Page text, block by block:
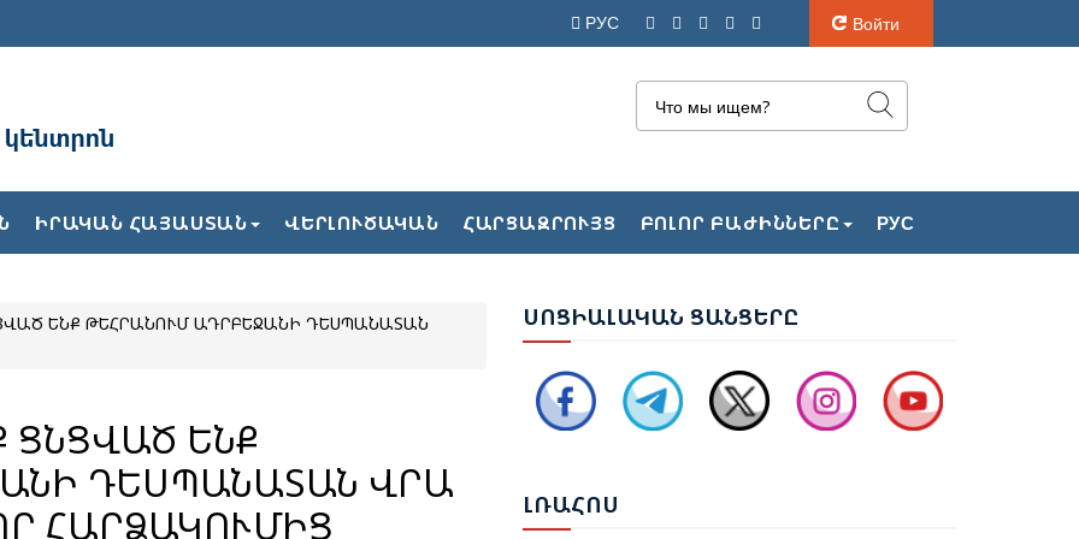
РУС Войти
ԻՐԱԿԱՆ ՀԱՅԱՍՏԱՆ ՎԵՐԼՈՒԾԱԿԱՆ ՀԱՐՑԱԶՐՈՒՅՑ ԲՈԼՈՐ ԲԱԺԻՆՆԵՐԸ РУС
ԵՆՔ ԹԵՀՐԱՆՈՒՄ ԱԴՐԲԵՋԱՆԻ ԴԵՍՊԱՆԱՏԱՆ
ՑՆՑՎԱԾ ԵՆՔ
ԴԵՍՊԱՆԱՏԱՆ ՎՐԱ
ՀԱՐՁԱԿՈՒՄԻՑ
ՍՈՑԻԱԼԱԿԱՆ ՑԱՆՑԵՐԸ
ԼՌԱՀՈՍ
ԲԱՔՎԻ ԴԱՏԱՐԱՆԸ ՇԱՐՈՒՆԱԿՈՒՄ Է ՔՆՆԵԼ
ՀԱՅ ՔԱՂԱՔԱՑԻՆԵՐԻ ՎԵՐԱԲԵՐՅԱԼ
ԴԻՄՈՒՄՆԵՐԸ
ՀԱՋԻԶԱԴԵՆ՝ ԶԱԽԱՐՈՎԱՅԻՆ. ՊԵՏՔ Է ՎԵՐՋ
ԴՐՎԻ՝ ՌՈՒՍ-ՀԱՅԿԱԿԱՆ
ՀԱՐԱԲԵՐՈՒԹՅՈՒՆՆԵՐԻՆ ՎԵՐԱԲԵՐՈՂ
ՀԱՐՑԵՐԸ ԱԴՐԲԵՋԱՆԻ ՆԿԱՏՄԱՄԲ
ՈՉ ՈՔ ԻՆՁ ՉԻ ԹԵԼԱԴՐԵԼՈՒ ԻՆՁ ՝ ՎԱՃԱՌԵԼ